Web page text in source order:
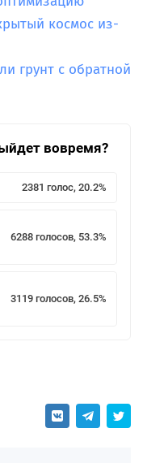
космос из-
грунт с обратной
вовремя?
2381 голос, 20.2%
6288 голосов, 53.3%
3119 голосов, 26.5%